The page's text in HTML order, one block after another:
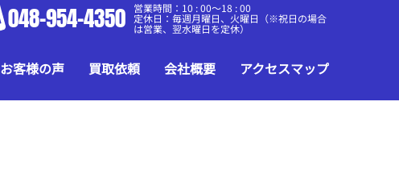
048-954-4350 営業時間：10 : 00～18 : 00
定休日：毎週月曜日、火曜日（※祝日の場合
は営業、翌水曜日を定休）
お客様の声 買取依頼 会社概要 アクセスマップ